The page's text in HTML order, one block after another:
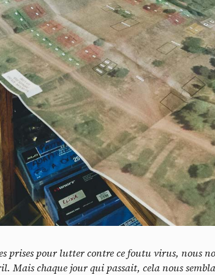
prises pour lutter contre ce foutu virus, nous
Mais chaque jour qui passait, cela nous